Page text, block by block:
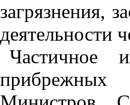
загрязнения,
деятельности
Частичное